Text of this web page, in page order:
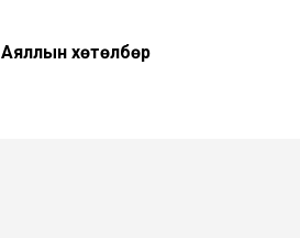
Аяллын хөтөлбөр